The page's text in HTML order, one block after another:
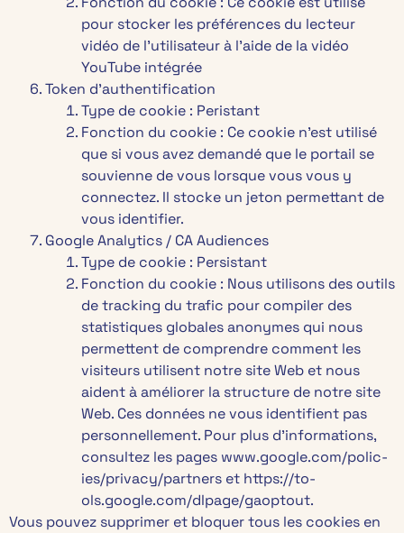
pour stocker les préférences du lecteur
vidéo de l’utilisateur à l’aide de la vidéo
YouTube intégrée
Token d’authentification
Type de cookie : Peristant
Fonction du cookie : Ce cookie n’est utilisé
que si vous avez demandé que le portail se
souvienne de vous lorsque vous vous y
connectez. Il stocke un jeton permettant de
vous identifier.
Google Analytics / CA Audiences
Type de cookie : Persistant
Fonction du cookie : Nous utilisons des outils
de tracking du trafic pour compiler des
statistiques globales anonymes qui nous
permettent de comprendre comment les
visiteurs utilisent notre site Web et nous
aident à améliorer la structure de notre site
Web. Ces données ne vous identifient pas
personnellement. Pour plus d’informations,
consultez les pages www.google­.com/polic­
ies/privac­y/partners et https://to­
ols.google­.com/dlpag­e/gaoptout.
Vous pouvez supprimer et bloquer tous les cookies en